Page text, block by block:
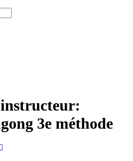
3e méthode